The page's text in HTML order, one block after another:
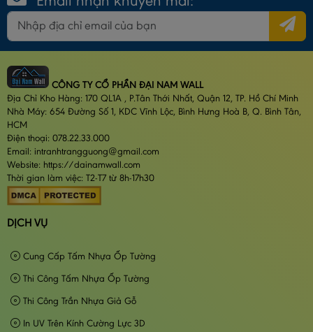
CÔNG TY CỔ PHẦN ĐẠI NAM WALL
Địa Chỉ Kho Hàng: 170 QL1A , P.Tân Thới Nhất, Quận 12, TP. Hồ Chí Minh
Nhà Máy: 654 Đường Số 1, KDC Vĩnh Lộc, Bình Hưng Hoà B, Q. Bình Tân,
HCM
Điện thoại: 078.22.33.000
Email: intranhtrangguong@gmail.com
Website: https://dainamwall.com
Thời gian làm việc: T2-T7 từ 8h-17h30
DỊCH VỤ
Cung Cấp Tấm Nhựa Ốp Tường
Thi Công Tấm Nhựa Ốp Tường
Thi Công Trần Nhựa Giả Gỗ
In UV Trên Kính Cường Lực 3D